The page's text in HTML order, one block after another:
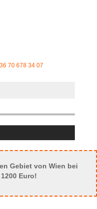
70 678 34 07
Gebiet von Wien bei
Euro!